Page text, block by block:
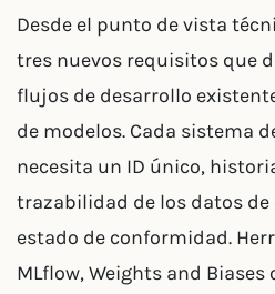
Desde el punto de vista
tres nuevos requisitos que
flujos de desarrollo
de modelos. Cada sistema
necesita un ID único,
trazabilidad de los datos
estado de conformidad.
MLflow, Weights and Biases